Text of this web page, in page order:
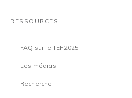
RESSOURCES
FAQ sur le TEF2025
Les médias
Recherche